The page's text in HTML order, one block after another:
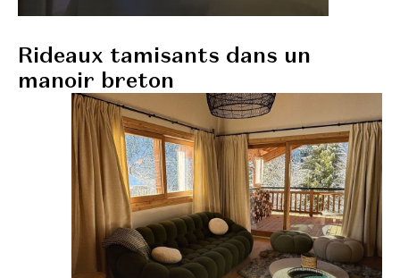
Rideaux tamisants dans un
manoir breton